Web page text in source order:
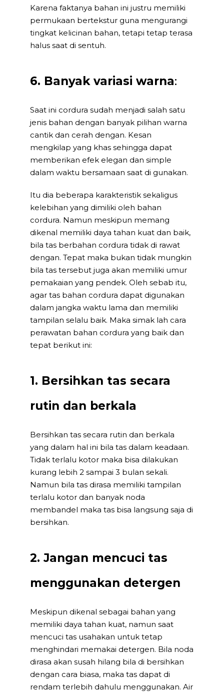
Karena faktanya bahan ini justru memiliki
permukaan bertekstur guna mengurangi
tingkat kelicinan bahan, tetapi tetap terasa
halus saat di sentuh.
6. Banyak variasi warna:
Saat ini cordura sudah menjadi salah satu
jenis bahan dengan banyak pilihan warna
cantik dan cerah dengan. Kesan
mengkilap yang khas sehingga dapat
memberikan efek elegan dan simple
dalam waktu bersamaan saat di gunakan.
Itu dia beberapa karakteristik sekaligus
kelebihan yang dimiliki oleh bahan
cordura. Namun meskipun memang
dikenal memiliki daya tahan kuat dan baik,
bila tas berbahan cordura tidak di rawat
dengan. Tepat maka bukan tidak mungkin
bila tas tersebut juga akan memiliki umur
pemakaian yang pendek. Oleh sebab itu,
agar tas bahan cordura dapat digunakan
dalam jangka waktu lama dan memiliki
tampilan selalu baik. Maka simak lah cara
perawatan bahan cordura yang baik dan
tepat berikut ini:
1. Bersihkan tas secara
rutin dan berkala
Bersihkan tas secara rutin dan berkala
yang dalam hal ini bila tas dalam keadaan.
Tidak terlalu kotor maka bisa dilakukan
kurang lebih 2 sampai 3 bulan sekali.
Namun bila tas dirasa memiliki tampilan
terlalu kotor dan banyak noda
membandel maka tas bisa langsung saja di
bersihkan.
2. Jangan mencuci tas
menggunakan detergen
Meskipun dikenal sebagai bahan yang
memiliki daya tahan kuat, namun saat
mencuci tas usahakan untuk tetap
menghindari memakai detergen. Bila noda
dirasa akan susah hilang bila di bersihkan
dengan cara biasa, maka tas dapat di
rendam terlebih dahulu menggunakan. Air